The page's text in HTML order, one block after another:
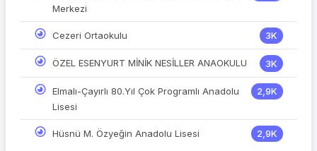
Merkezi
Cezeri Ortaokulu 3K
ÖZEL ESENYURT MİNİK NESİLLER ANAOKULU 3K
Elmalı-Çayırlı 80.Yıl Çok Programlı Anadolu
Lisesi
2,9K
Hüsnü M. Özyeğin Anadolu Lisesi 2,9K